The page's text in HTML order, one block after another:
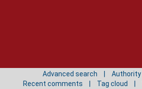
Advanced search
Authority
Recent comments
Tag cloud